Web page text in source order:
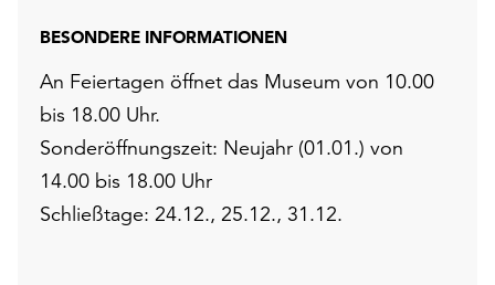
BESONDERE INFORMATIONEN
An Feiertagen öffnet das Museum von 10.00
bis 18.00 Uhr.
Sonderöffnungszeit: Neujahr (01.01.) von
14.00 bis 18.00 Uhr
Schließtage: 24.12., 25.12., 31.12.